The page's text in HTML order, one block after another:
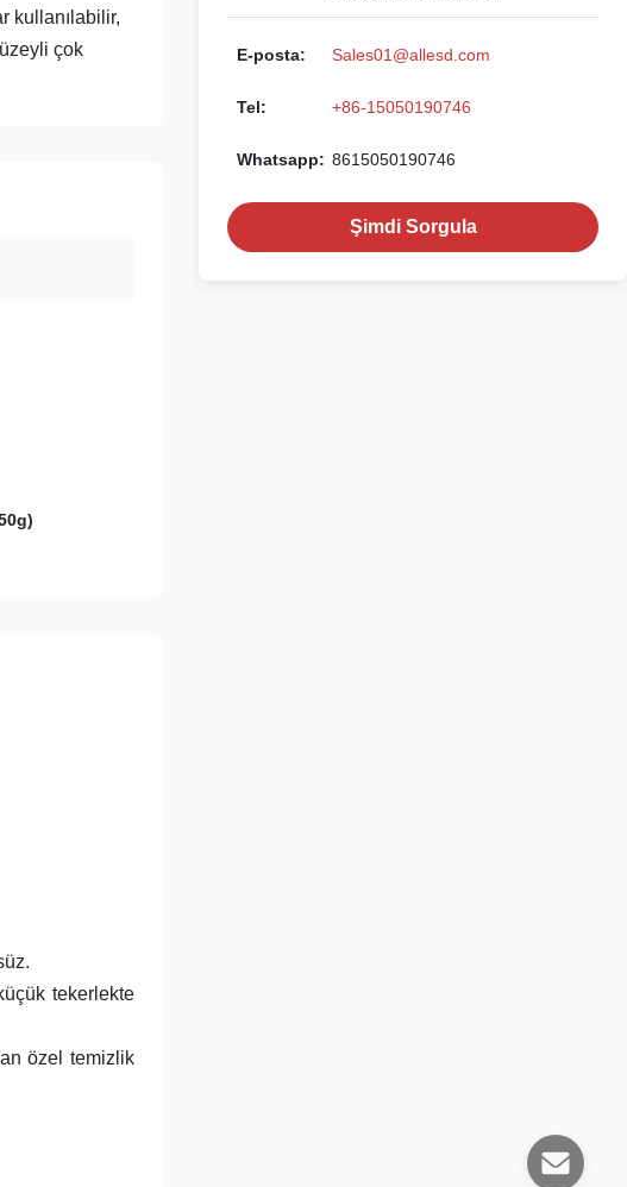
kullanılabilir,
çok
tekerlekte
özel temizlik
E-posta: Sales01@allesd.com
Tel: +86-15050190746
Whatsapp: 8615050190746
Şimdi Sorgula